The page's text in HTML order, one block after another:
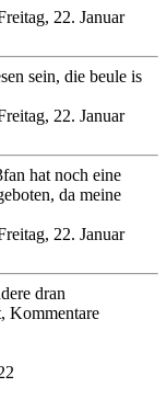
22. Januar
sein, die beule is
22. Januar
hat noch eine
da meine
22. Januar
dran
Kommentare